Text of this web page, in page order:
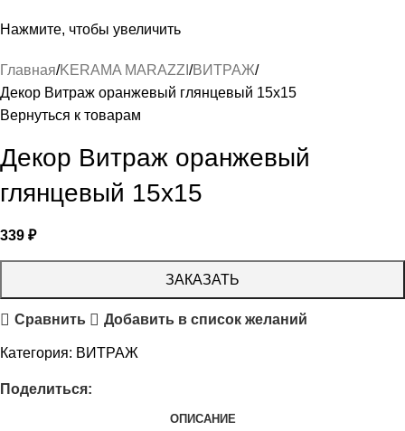
Нажмите, чтобы увеличить
Главная KERAMA MARAZZI ВИТРАЖ
Декор Витраж оранжевый глянцевый 15х15
Вернуться к товарам
Декор Витраж оранжевый
глянцевый 15х15
339 ₽
ЗАКАЗАТЬ
Сравнить Добавить в список желаний
Категория: ВИТРАЖ
Поделиться:
ОПИСАНИЕ